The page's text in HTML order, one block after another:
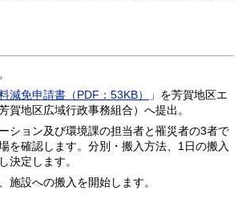
減免申請書（PDF：53KB）
」を芳賀地区エ
賀地区広域行政事務組合）へ提出。
ション及び環境課の担当者と罹災者の3者で
を確認します。分別・搬入方法、1日の搬入
決定します。
施設への搬入を開始します。